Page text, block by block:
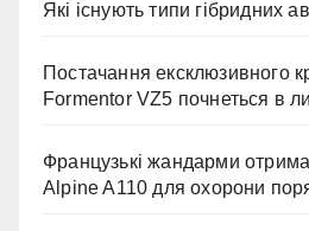
Які існують типи гібридних
Постачання ексклюзивного
Formentor VZ5 почнеться в
Французькі жандарми
Alpine A110 для охорони